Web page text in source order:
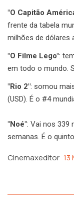
"O Capitão
frente da tabela
milhões de dólares
"O Filme Lego":
em todo o mundo.
"Rio 2": somou
(USD). É o #4
"Noé": Vai nos 339
semanas. É o
Cinemaxeditor 13